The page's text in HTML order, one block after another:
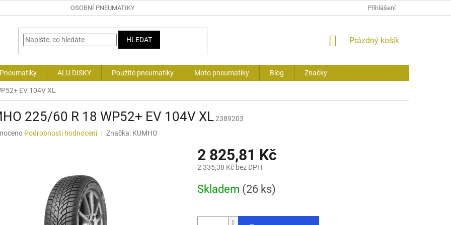
OSOBNÍ PNEUMATIKY Přihlášení
HLEDAT
NÁKUPNÍ
Prázdný košík
ALU DISKY Použité pneumatiky Moto pneumatiky Blog Značky
EV 104V XL
225/60 R 18 WP52+ EV 104V XL2389203
Podrobnosti hodnocení Značka: KUMHO
2 825,81 Kč
2 335,38 Kč bez DPH
cena:
Skladem (26 ks)